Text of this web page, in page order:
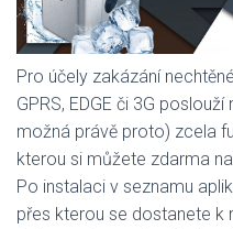
Pro účely zakázání
GPRS, EDGE či 3G
možná právě proto) zcela
kterou si můžete zdarma
Po instalaci v seznamu
přes kterou se dostanete k